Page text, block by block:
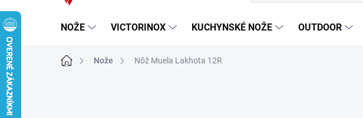
NOŽE VICTORINOX KUCHYNSKÉ NOŽE OUTDOOR
DomovNože Nôž Muela Lakhota 12R